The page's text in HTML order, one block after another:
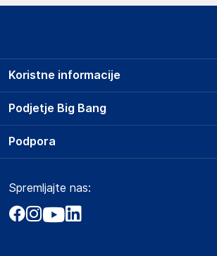
Podjetje Big Bang
O podjetju
Obvestila za javnost
Akt o digitalnih storitvah
Koristne informacije
Prodajna mesta
Storitve
Dostava, vnos in odvoz
Zavarovanje izdelkov
Podpora
Marketplace
Kako oddati naročilo?
Spremljajte nas: